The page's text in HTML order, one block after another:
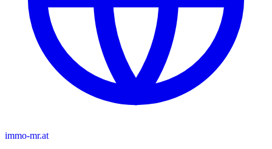
immo-mr.at